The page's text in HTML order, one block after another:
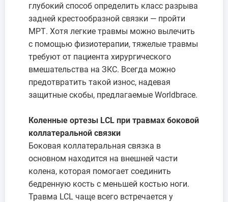
глубокий способ определить класс разрыва
задней крестообразной связки — пройти
МРТ. Хотя легкие травмы можно вылечить
с помощью физиотерапии, тяжелые травмы
требуют от пациента хирургического
вмешательства на ЗКС. Всегда можно
предотвратить такой износ, надевая
защитные скобы, предлагаемые Worldbrace.
Коленные ортезы LCL при травмах боковой
коллатеральной связки
Боковая коллатеральная связка в
основном находится на внешней части
колена, которая помогает соединить
бедренную кость с меньшей костью ноги.
Травма LCL чаще всего встречается у